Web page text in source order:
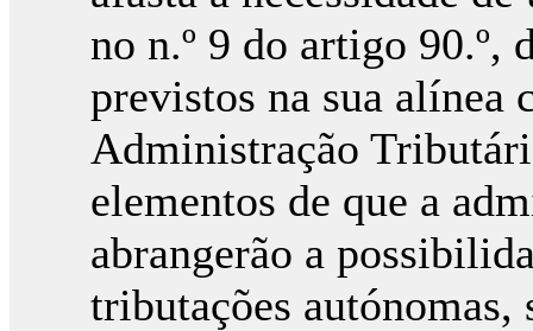
no n.º 9 do artigo 90.º,
previstos na sua alínea
Administração
elementos de que a
abrangerão a
tributações